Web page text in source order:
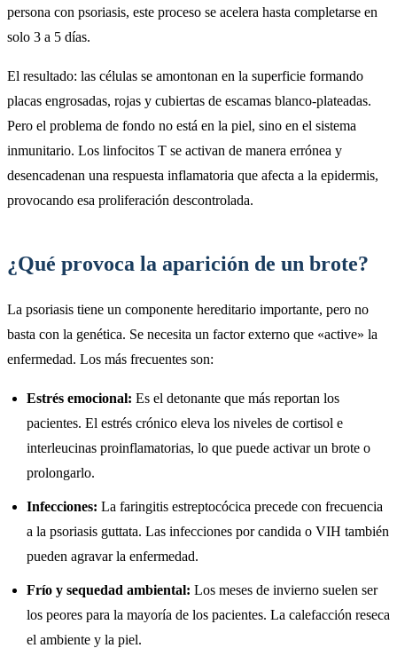
persona con psoriasis, este proceso se acelera hasta completarse en
solo 3 a 5 días.
El resultado: las células se amontonan en la superficie formando
placas engrosadas, rojas y cubiertas de escamas blanco-plateadas.
Pero el problema de fondo no está en la piel, sino en el sistema
inmunitario. Los linfocitos T se activan de manera errónea y
desencadenan una respuesta inflamatoria que afecta a la epidermis,
provocando esa proliferación descontrolada.
¿Qué provoca la aparición de un brote?
La psoriasis tiene un componente hereditario importante, pero no
basta con la genética. Se necesita un factor externo que «active» la
enfermedad. Los más frecuentes son:
Estrés emocional: Es el detonante que más reportan los
pacientes. El estrés crónico eleva los niveles de cortisol e
interleucinas proinflamatorias, lo que puede activar un brote o
prolongarlo.
Infecciones: La faringitis estreptocócica precede con frecuencia
a la psoriasis guttata. Las infecciones por candida o VIH también
pueden agravar la enfermedad.
Frío y sequedad ambiental: Los meses de invierno suelen ser
los peores para la mayoría de los pacientes. La calefacción reseca
el ambiente y la piel.